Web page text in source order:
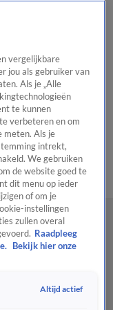
van Hart
Tip de
redactiePanelVideo's
vergelijkbare
jou als gebruiker van
Als je „Alle
te kunnen
verbeteren en om
meten. Als je
intrekt,
We gebruiken
de website goed te
dit menu op ieder
of om je
instellingen
zullen overal
Raadpleeg
Bekijk hier onze
Altijd actief